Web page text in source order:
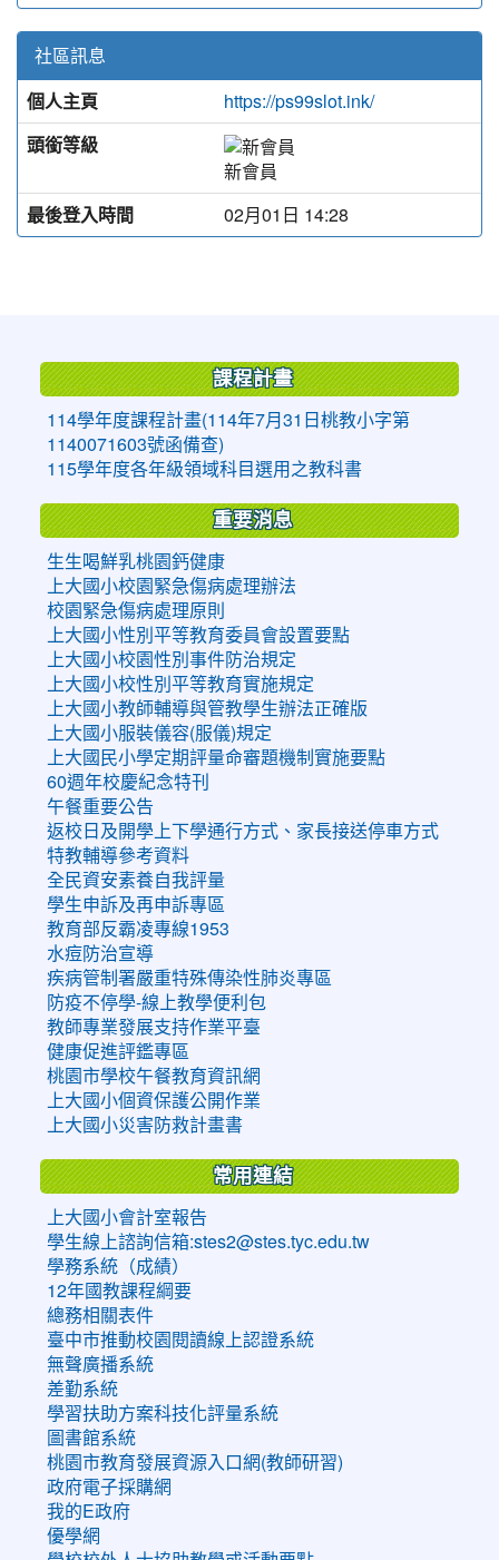
社區訊息
個人主頁
https://ps99slot.ink/
頭銜等級
新會員
最後登入時間
02月01日 14:28
課程計畫
114學年度課程計畫(114年7月31日桃教小字第
1140071603號函備查)
115學年度各年級領域科目選用之教科書
重要消息
生生喝鮮乳桃園鈣健康
上大國小校園緊急傷病處理辦法
校園緊急傷病處理原則
上大國小性別平等教育委員會設置要點
上大國小校園性別事件防治規定
上大國小校性別平等教育實施規定
上大國小教師輔導與管教學生辦法正確版
上大國小服裝儀容(服儀)規定
上大國民小學定期評量命審題機制實施要點
60週年校慶紀念特刊
午餐重要公告
返校日及開學上下學通行方式、家長接送停車方式
特教輔導參考資料
全民資安素養自我評量
學生申訴及再申訴專區
教育部反霸凌專線1953
水痘防治宣導
疾病管制署嚴重特殊傳染性肺炎專區
防疫不停學-線上教學便利包
教師專業發展支持作業平臺
健康促進評鑑專區
桃園市學校午餐教育資訊網
上大國小個資保護公開作業
上大國小災害防救計畫書
常用連結
上大國小會計室報告
學生線上諮詢信箱:stes2@stes.tyc.edu.tw
學務系統（成績）
12年國教課程綱要
總務相關表件
臺中市推動校園閱讀線上認證系統
無聲廣播系統
差勤系統
學習扶助方案科技化評量系統
圖書館系統
桃園市教育發展資源入口網(教師研習)
政府電子採購網
我的E政府
優學網